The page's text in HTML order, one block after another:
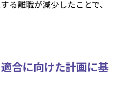
る離職が減少したことで、
合に向けた計画に基